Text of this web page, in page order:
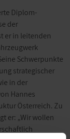
Diplom-
der
er in leitenden
Schwerpunkte
strategischer
in der
Hannes
Österreich. Zu
er: „Wir wollen